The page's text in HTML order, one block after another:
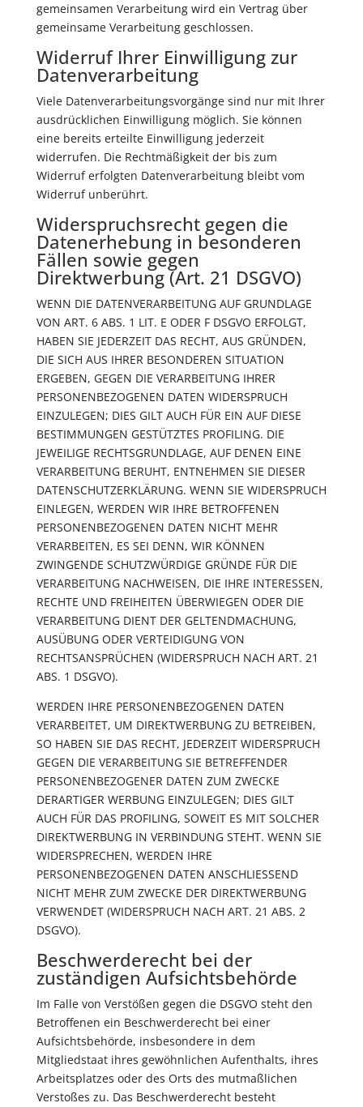
gemeinsamen Verarbeitung wird ein Vertrag über
gemeinsame Verarbeitung geschlossen.
Widerruf Ihrer Einwilligung zur
Datenverarbeitung
Viele Datenverarbeitungsvorgänge sind nur mit Ihrer
ausdrücklichen Einwilligung möglich. Sie können
eine bereits erteilte Einwilligung jederzeit
widerrufen. Die Rechtmäßigkeit der bis zum
Widerruf erfolgten Datenverarbeitung bleibt vom
Widerruf unberührt.
Widerspruchsrecht gegen die
Datenerhebung in besonderen
Fällen sowie gegen
Direktwerbung (Art. 21 DSGVO)
WENN DIE DATENVERARBEITUNG AUF GRUNDLAGE
VON ART. 6 ABS. 1 LIT. E ODER F DSGVO ERFOLGT,
HABEN SIE JEDERZEIT DAS RECHT, AUS GRÜNDEN,
DIE SICH AUS IHRER BESONDEREN SITUATION
ERGEBEN, GEGEN DIE VERARBEITUNG IHRER
PERSONENBEZOGENEN DATEN WIDERSPRUCH
EINZULEGEN; DIES GILT AUCH FÜR EIN AUF DIESE
BESTIMMUNGEN GESTÜTZTES PROFILING. DIE
JEWEILIGE RECHTSGRUNDLAGE, AUF DENEN EINE
VERARBEITUNG BERUHT, ENTNEHMEN SIE DIESER
DATENSCHUTZERKLÄRUNG. WENN SIE WIDERSPRUCH
EINLEGEN, WERDEN WIR IHRE BETROFFENEN
PERSONENBEZOGENEN DATEN NICHT MEHR
VERARBEITEN, ES SEI DENN, WIR KÖNNEN
ZWINGENDE SCHUTZWÜRDIGE GRÜNDE FÜR DIE
VERARBEITUNG NACHWEISEN, DIE IHRE INTERESSEN,
RECHTE UND FREIHEITEN ÜBERWIEGEN ODER DIE
VERARBEITUNG DIENT DER GELTENDMACHUNG,
AUSÜBUNG ODER VERTEIDIGUNG VON
RECHTSANSPRÜCHEN (WIDERSPRUCH NACH ART. 21
ABS. 1 DSGVO).
WERDEN IHRE PERSONENBEZOGENEN DATEN
VERARBEITET, UM DIREKTWERBUNG ZU BETREIBEN,
SO HABEN SIE DAS RECHT, JEDERZEIT WIDERSPRUCH
GEGEN DIE VERARBEITUNG SIE BETREFFENDER
PERSONENBEZOGENER DATEN ZUM ZWECKE
DERARTIGER WERBUNG EINZULEGEN; DIES GILT
AUCH FÜR DAS PROFILING, SOWEIT ES MIT SOLCHER
DIREKTWERBUNG IN VERBINDUNG STEHT. WENN SIE
WIDERSPRECHEN, WERDEN IHRE
PERSONENBEZOGENEN DATEN ANSCHLIESSEND
NICHT MEHR ZUM ZWECKE DER DIREKTWERBUNG
VERWENDET (WIDERSPRUCH NACH ART. 21 ABS. 2
DSGVO).
Beschwerde­recht bei der
zuständigen Aufsichts­behörde
Im Falle von Verstößen gegen die DSGVO steht den
Betroffenen ein Beschwerderecht bei einer
Aufsichtsbehörde, insbesondere in dem
Mitgliedstaat ihres gewöhnlichen Aufenthalts, ihres
Arbeitsplatzes oder des Orts des mutmaßlichen
Verstoßes zu. Das Beschwerderecht besteht